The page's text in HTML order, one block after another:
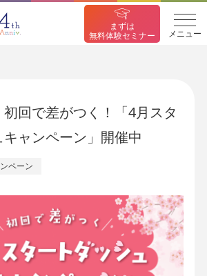
まずは
無料体験セミナー
メニュー
初回で差がつく！「4月スタ
ャンペーン」開催中
ペーン